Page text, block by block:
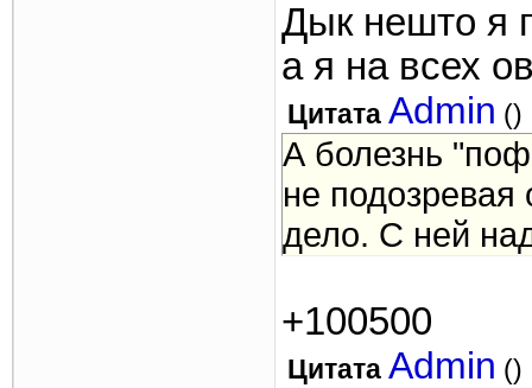
Дык нешто я
а я на всех
Цитата Admin ()
А болезнь
не подозревая
дело. С ней
+100500
Цитата Admin ()